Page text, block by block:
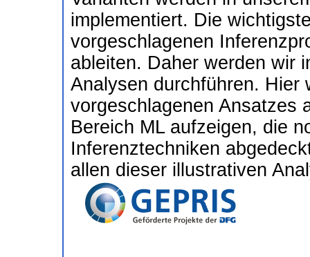
implementiert. Die
vorgeschlagenen
ableiten. Daher werden wir
Analysen durchführen. Hier
vorgeschlagenen Ansatzes
Bereich ML aufzeigen, die
Inferenztechniken
allen dieser illustrativen